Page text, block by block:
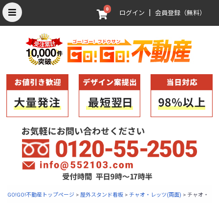
0
ログイン |会員登録（無料）
GO!GO!不動産トップページ > 屋外スタンド看板 > チャオ・レッツ(両面) > チャオ・